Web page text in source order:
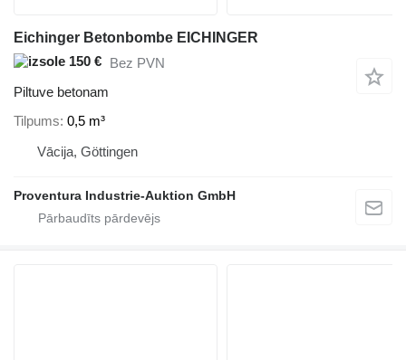
Eichinger Betonbombe EICHINGER
150 € Bez PVN
Piltuve betonam
Tilpums 0,5 m³
Vācija, Göttingen
Proventura Industrie-Auktion GmbH